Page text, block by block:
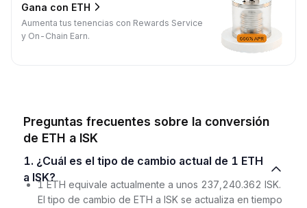
Gana con ETH
Aumenta tus tenencias con Rewards Service
y On-Chain Earn.
Preguntas frecuentes sobre la conversión
de ETH a ISK
1. ¿Cuál es el tipo de cambio actual de 1 ETH
a ISK?
1 ETH equivale actualmente a unos 237,240.362 ISK.
El tipo de cambio de ETH a ISK se actualiza en tiempo